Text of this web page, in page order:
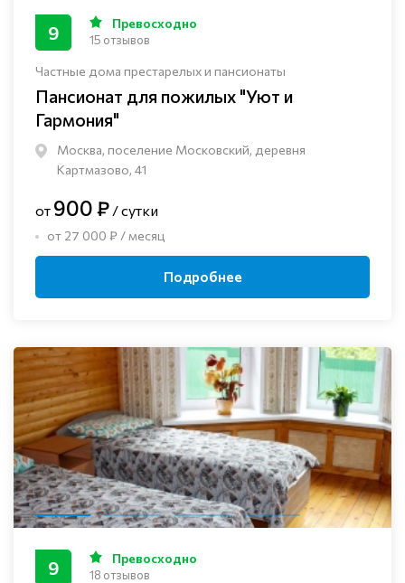
Частные дома престарелых и пансионаты
Пансионат для пожилых "Уют и
Гармония"
Москва, поселение Московский, деревня
Картмазово, 41
9 Превосходно
15 отзывов
от 900 ₽ / сутки
от 27 000 ₽ / месяц
Подробнее
9 Превосходно
18 отзывов